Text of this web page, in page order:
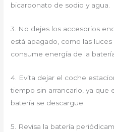
bicarbonato de sodio y agua.
3. No dejes los accesorios
está apagado, como las
consume energía de la
4. Evita dejar el coche
tiempo sin arrancarlo, ya que
batería se descargue.
5. Revisa la batería